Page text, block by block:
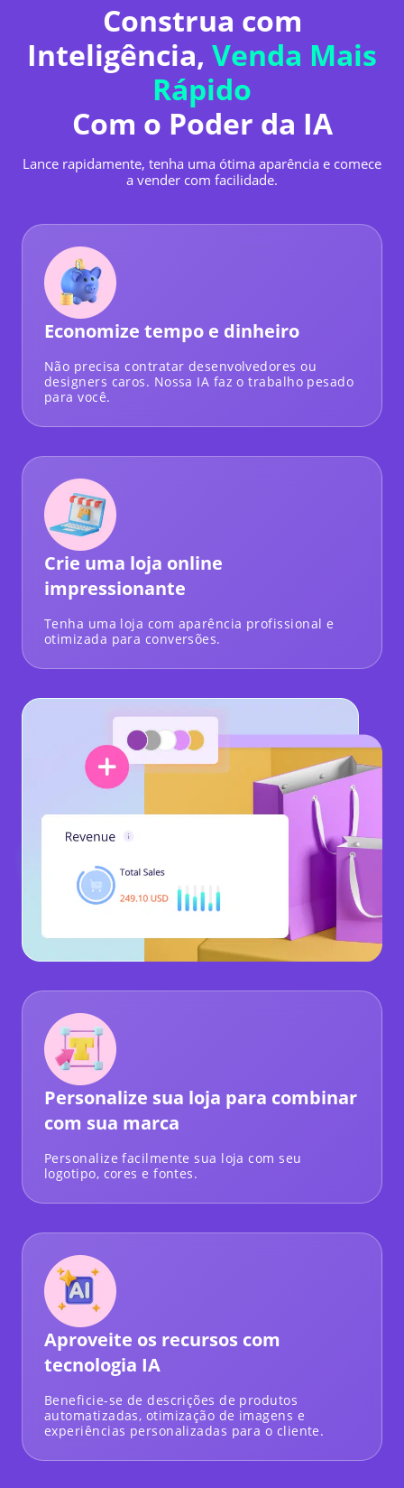
Construa com
Inteligência, Venda Mais
Rápido
Com o Poder da IA
Lance rapidamente, tenha uma ótima aparência e comece
a vender com facilidade.
Economize tempo e dinheiro
Não precisa contratar desenvolvedores ou
designers caros. Nossa IA faz o trabalho pesado
para você.
Crie uma loja online
impressionante
Tenha uma loja com aparência profissional e
otimizada para conversões.
Personalize sua loja para combinar
com sua marca
Personalize facilmente sua loja com seu
logotipo, cores e fontes.
Aproveite os recursos com
tecnologia IA
Beneficie-se de descrições de produtos
automatizadas, otimização de imagens e
experiências personalizadas para o cliente.